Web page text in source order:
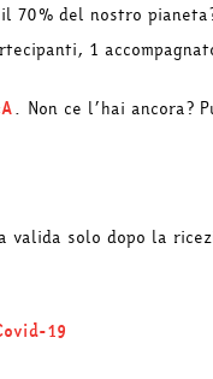
del nostro
1
. Non ce l’hai ancora?
solo dopo la
19